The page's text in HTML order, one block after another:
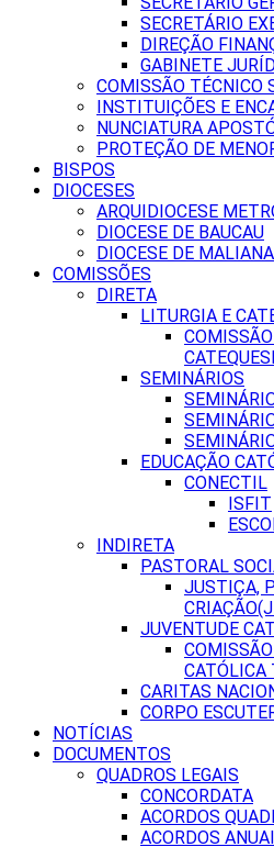
SECRETÁRIO
DIREÇÃO
GABINETE
COMISSÃO TÉCNICO
INSTITUIÇÕES E
NUNCIATURA
PROTEÇÃO DE
BISPOS
DIOCESES
ARQUIDIOCESE
DIOCESE DE BAUCAU
DIOCESE DE MALIANA
COMISSÕES
DIRETA
LITURGIA E
SEMINÁRIOS
EDUCAÇÃO
CONECTIL
ISFIT
INDIRETA
PASTORAL
JUSTIÇA,
JUVENTUDE
CATÓLICA
CARITAS
CORPO
NOTÍCIAS
DOCUMENTOS
QUADROS LEGAIS
CONCORDATA
ACORDOS
ACORDOS